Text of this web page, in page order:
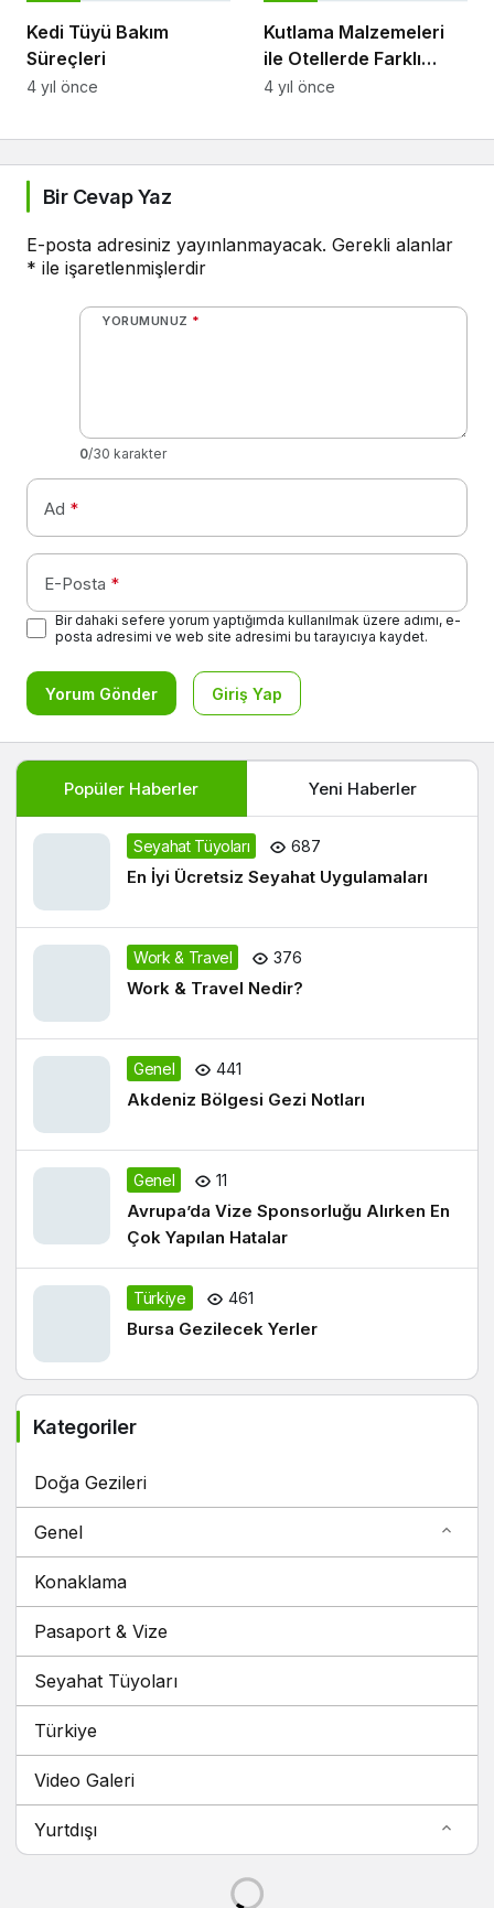
Kedi Tüyü Bakım
Süreçleri
4 yıl önce
Kutlama Malzemeleri
ile Otellerde Farklı
Organizasyonlar
4 yıl önce
Bir Cevap Yaz
E-posta adresiniz yayınlanmayacak. Gerekli alanlar
* ile işaretlenmişlerdir
YORUMUNUZ *
0/30 karakter
Ad *
E-Posta *
Bir dahaki sefere yorum yaptığımda kullanılmak üzere adımı, e-
posta adresimi ve web site adresimi bu tarayıcıya kaydet.
Yorum Gönder Giriş Yap
Popüler Haberler Yeni Haberler
Seyahat Tüyoları 687
En İyi Ücretsiz Seyahat Uygulamaları
Work & Travel 376
Work & Travel Nedir?
Genel 441
Akdeniz Bölgesi Gezi Notları
Genel 11
Avrupa’da Vize Sponsorluğu Alırken En
Çok Yapılan Hatalar
Türkiye 461
Bursa Gezilecek Yerler
Kategoriler
Doğa Gezileri
Genel
Konaklama
Pasaport & Vize
Seyahat Tüyoları
Türkiye
Video Galeri
Yurtdışı